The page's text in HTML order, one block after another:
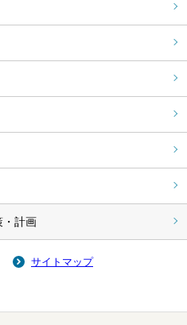
・計画
サイトマップ